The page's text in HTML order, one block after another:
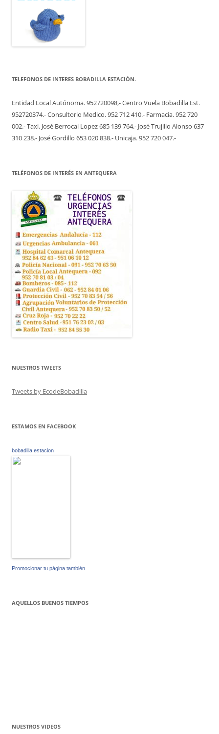
TELEFONOS DE INTERES BOBADILLA ESTACIÓN.
Entidad Local Autónoma. 952720098,- Centro Vuela Bobadilla Est.
952720374.- Consultorio Medico. 952 712 410.- Farmacia. 952 720
002.- Taxi. José Berrocal Lopez 685 139 764.- José Trujillo Alonso 637
310 238.- José Gordillo 653 020 838.- Unicaja. 952 720 047.-
TELÉFONOS DE INTERÉS EN ANTEQUERA
NUESTROS TWEETS
Tweets by EcodeBobadilla
ESTAMOS EN FACEBOOK
bobadilla estacion
Promocionar tu página también
AQUELLOS BUENOS TIEMPOS
NUESTROS VIDEOS